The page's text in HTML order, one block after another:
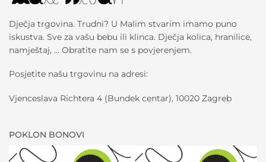
Dječja trgovina. Trudni? U Malim stvarim imamo puno
iskustva. Sve za vašu bebu ili klinca. Dječja kolica, hranilice,
namještaj, … Obratite nam se s povjerenjem.
Posjetite našu trgovinu na adresi:
Vjenceslava Richtera 4 (Bundek centar), 10020 Zagreb
POKLON BONOVI